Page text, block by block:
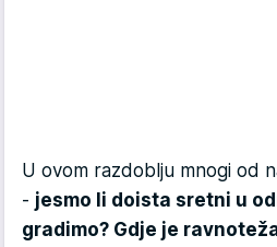
U ovom razdoblju mnogi od
- jesmo li doista sretni u
gradimo? Gdje je